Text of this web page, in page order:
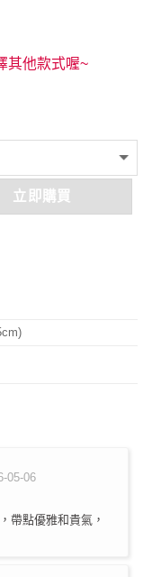
其他款式喔~
立即購買
05-06
帶點優雅和貴氣，